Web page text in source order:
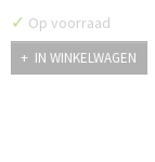
✓ Op voorraad
IN WINKELWAGEN